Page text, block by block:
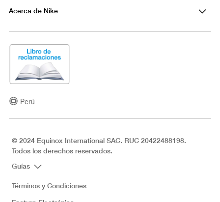
Acerca de Nike
Perú
© 2024 Equinox International SAC. RUC 20422488198.
Todos los derechos reservados.
Guías
Términos y Condiciones